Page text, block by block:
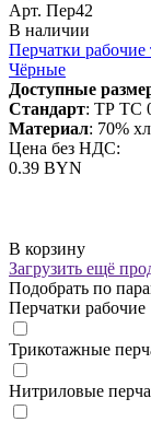
Арт. Пер42
В наличии
Перчатки
Чёрные
Доступные
Стандарт: ТР ТС
Материал: 70%
Цена без НДС:
0.39 BYN
В корзину
Загрузить ещё
Подобрать по
Перчатки рабочие
Трикотажные
Нитриловые